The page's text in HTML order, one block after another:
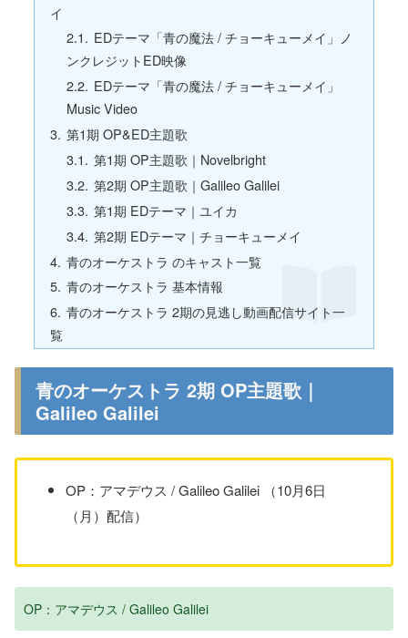
イ
EDテーマ「青の魔法 / チョーキューメイ」ノ
ンクレジットED映像
EDテーマ「青の魔法 / チョーキューメイ」
Music Video
第1期 OP&ED主題歌
第1期 OP主題歌｜Novelbright
第2期 OP主題歌｜Galileo Galilei
第1期 EDテーマ｜ユイカ
第2期 EDテーマ｜チョーキューメイ
青のオーケストラ のキャスト一覧
青のオーケストラ 基本情報
青のオーケストラ 2期の見逃し動画配信サイト一
覧
青のオーケストラ 2期 OP主題歌｜
Galileo Galilei
OP：アマデウス / Galileo Galilei （10月6日
（月）配信）
OP：アマデウス / Galileo Galilei